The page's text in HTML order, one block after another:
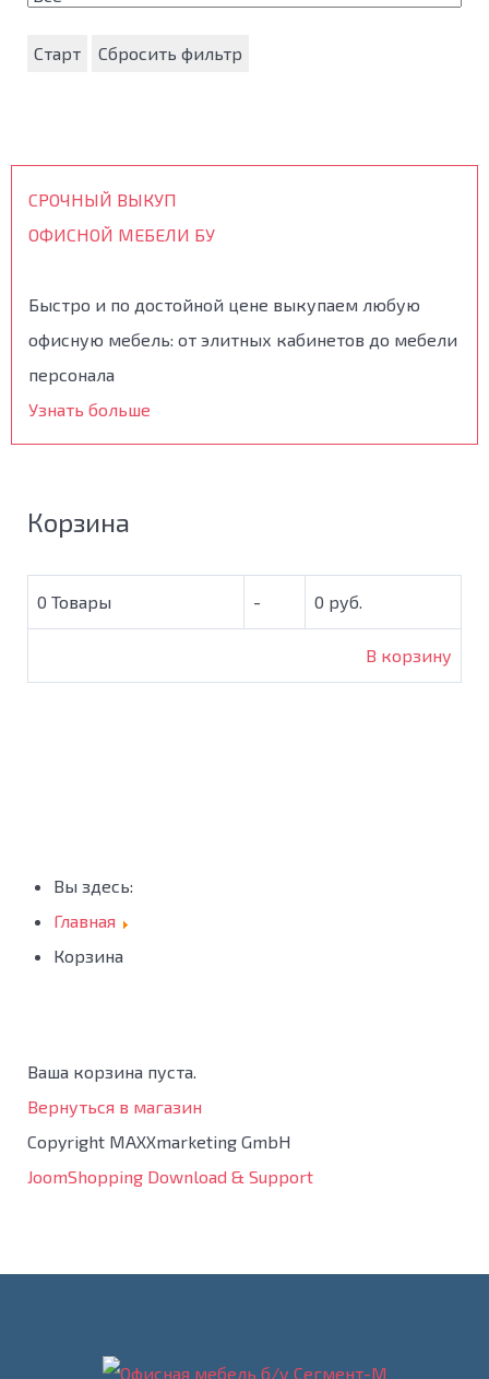
Старт Сбросить фильтр
СРОЧНЫЙ ВЫКУП
ОФИСНОЙ МЕБЕЛИ БУ
Быстро и по достойной цене выкупаем любую
офисную мебель: от элитных кабинетов до мебели
персонала
Узнать больше
Корзина
0 Товары - 0 руб.
В корзину
Вы здесь:
Главная
Корзина
Ваша корзина пуста.
Вернуться в магазин
Copyright MAXXmarketing GmbH
JoomShopping Download & Support